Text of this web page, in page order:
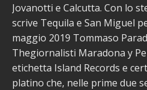
Jovanotti e Calcutta. Con lo
scrive Tequila e San Miguel
maggio 2019 Tommaso
Thegiornalisti Maradona y
etichetta Island Records e
platino che, nelle prime due